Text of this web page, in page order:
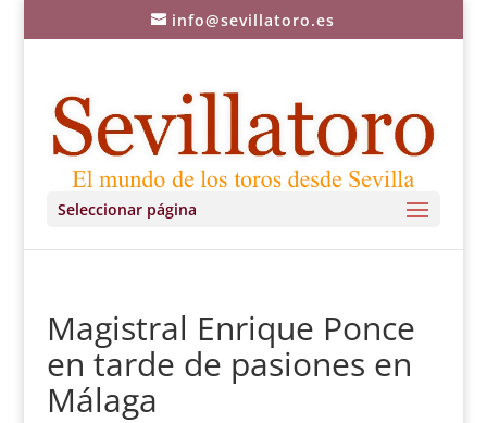
info@sevillatoro.es
Seleccionar página
Magistral Enrique Ponce
en tarde de pasiones en
Málaga